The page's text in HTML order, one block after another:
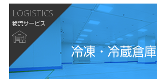
冷凍・冷蔵倉庫
LOGISTICS
物流サービス